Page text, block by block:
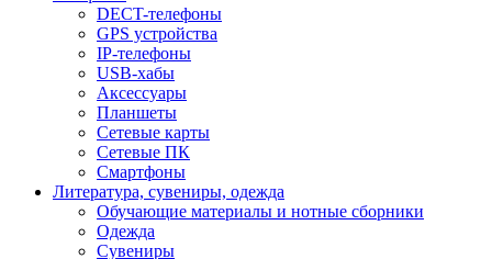
DECT-телефоны
GPS устройства
IP-телефоны
USB-хабы
Аксессуары
Планшеты
Сетевые карты
Сетевые ПК
Смартфоны
Литература, сувениры, одежда
Обучающие материалы и нотные сборники
Одежда
Сувениры